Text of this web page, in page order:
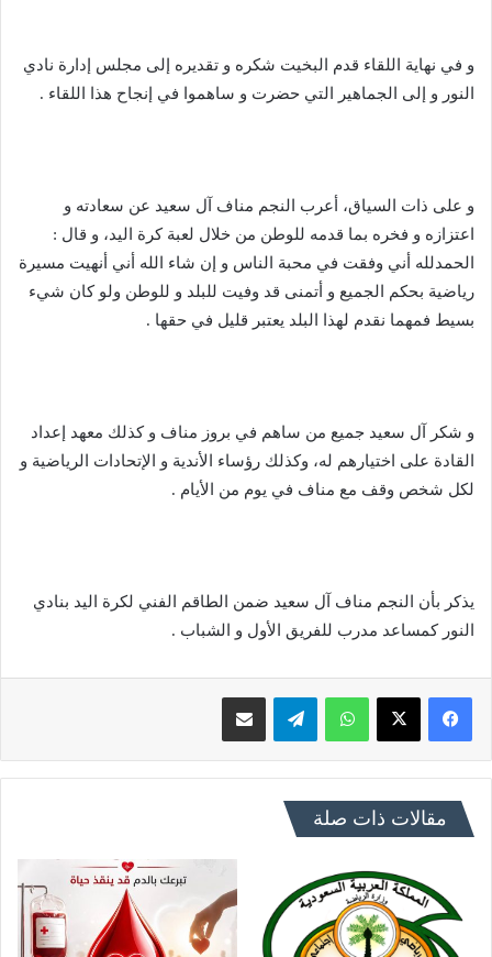
و في نهاية اللقاء قدم البخيت شكره و تقديره إلى مجلس إدارة نادي
النور و إلى الجماهير التي حضرت و ساهموا في إنجاح هذا اللقاء .
و على ذات السياق، أعرب النجم مناف آل سعيد عن سعادته و
اعتزازه و فخره بما قدمه للوطن من خلال لعبة كرة اليد، و قال :
الحمدلله أني وفقت في محبة الناس و إن شاء الله أني أنهيت مسيرة
رياضية بحكم الجميع و أتمنى قد وفيت للبلد و للوطن ولو كان شيء
بسيط فمهما نقدم لهذا البلد يعتبر قليل في حقها .
و شكر آل سعيد جميع من ساهم في بروز مناف و كذلك معهد إعداد
القادة على اختيارهم له، وكذلك رؤساء الأندية و الإتحادات الرياضية و
لكل شخص وقف مع مناف في يوم من الأيام .
يذكر بأن النجم مناف آل سعيد ضمن الطاقم الفني لكرة اليد بنادي
النور كمساعد مدرب للفريق الأول و الشباب .
فيسبوك X واتساب تيلقرام
مقالات ذات صلة